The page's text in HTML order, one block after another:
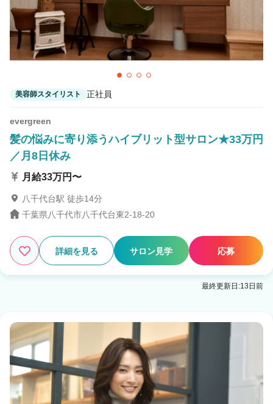
千葉駅 徒歩5分
ワンステップ 横浜店
横浜駅 徒歩4分
美容師スタイリスト 正社員
evergreen
髪の悩みに寄り添うハイブリット型サロン★33万円
／月8日休み
月給33万円〜
八千代台駅 徒歩14分
千葉県八千代市八千代台東2-18-20
詳細を見る サロン見学 応募
最終更新日:13日前